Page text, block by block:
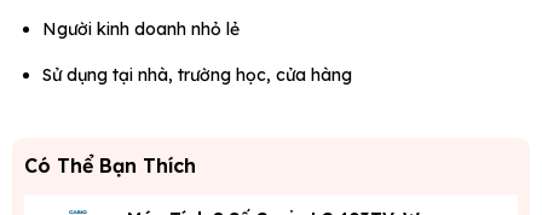
Người kinh doanh nhỏ lẻ
Sử dụng tại nhà, trường học, cửa hàng
Có Thể Bạn Thích